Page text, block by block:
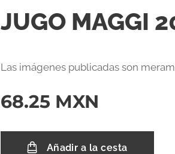
JUGO MAGGI
Las imágenes publicadas son
68.25 MXN
Añadir a la cesta